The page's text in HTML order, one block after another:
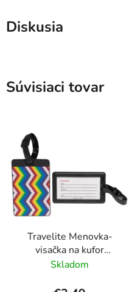
Diskusia
Súvisiaci tovar
Travelite Menovka-
visačka na kufor
Multicolor Waves
Skladom